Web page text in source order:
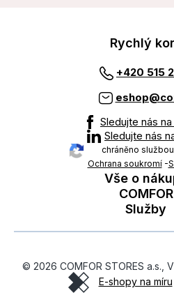
Rychlý
+420 515
Sledujte nás
Sledujte nás
chráněno službou
Ochrana soukromí-
Vše o
Nákup na
Možnosti
Obchodní
Ochrana
COMFOR
Kontakty
Kariéra
O
Služby
On-line
© 2026 COMFOR STORES a.s.,
E-shopy na míru